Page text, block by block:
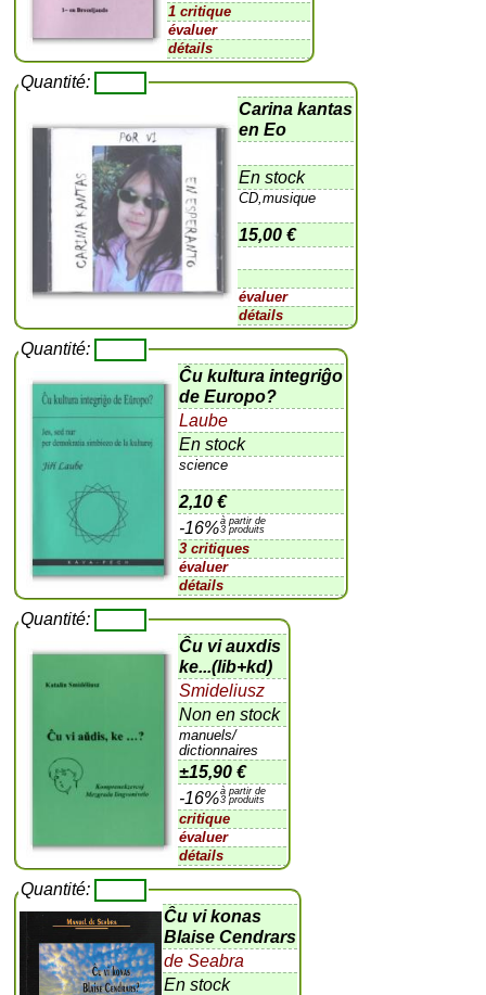
1 critique
évaluer
détails
Quantité:
Carina kantas
en Eo
En stock
CD,musique
15,00 €
évaluer
détails
Quantité:
Ĉu kultura integriĝo
de Europo?
Laube
En stock
science
2,10 €
-16%à partir de
3 produits
3 critiques
évaluer
détails
Quantité:
Ĉu vi auxdis
ke...(lib+kd)
Smideliusz
Non en stock
manuels/
dictionnaires
±15,90 €
-16%à partir de
3 produits
critique
évaluer
détails
Quantité:
Ĉu vi konas
Blaise Cendrars
de Seabra
En stock